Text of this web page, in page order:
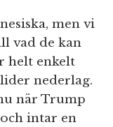
men vi
vad de kan
helt enkelt
nederlag.
när Trump
intar en